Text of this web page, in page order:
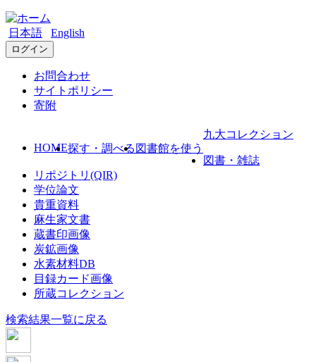
日本語 English
ログイン
お問合わせ
サイトポリシー
寄附
HOME探す・調べる 図書館を使う
九大コレクション
図書・雑誌
リポジトリ(QIR)
学位論文
貴重資料
麻生家文書
蔵書印画像
炭鉱画像
水素材料DB
目録カード画像
所蔵コレクション
検索結果一覧に戻る